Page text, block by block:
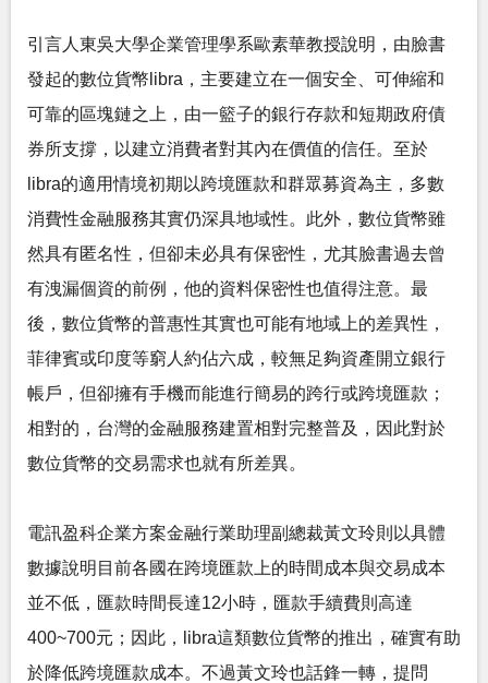
引言人東吳大學企業管理學系歐素華教授說明，由臉書
發起的數位貨幣libra，主要建立在一個安全、可伸縮和
可靠的區塊鏈之上，由一籃子的銀行存款和短期政府債
券所支撐，以建立消費者對其內在價值的信任。至於
libra的適用情境初期以跨境匯款和群眾募資為主，多數
消費性金融服務其實仍深具地域性。此外，數位貨幣雖
然具有匿名性，但卻未必具有保密性，尤其臉書過去曾
有洩漏個資的前例，他的資料保密性也值得注意。最
後，數位貨幣的普惠性其實也可能有地域上的差異性，
菲律賓或印度等窮人約佔六成，較無足夠資產開立銀行
帳戶，但卻擁有手機而能進行簡易的跨行或跨境匯款；
相對的，台灣的金融服務建置相對完整普及，因此對於
數位貨幣的交易需求也就有所差異。
電訊盈科企業方案金融行業助理副總裁黃文玲則以具體
數據說明目前各國在跨境匯款上的時間成本與交易成本
並不低，匯款時間長達12小時，匯款手續費則高達
400~700元；因此，libra這類數位貨幣的推出，確實有助
於降低跨境匯款成本。不過黃文玲也話鋒一轉，提問